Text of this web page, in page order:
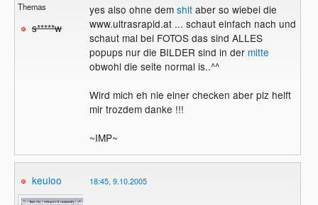
Themas
s*****w
yes also ohne dem shitaber so wiebei die
www.ultrasrapid.at ... schaut einfach nach und
schaut mal bei FOTOS das sind ALLES
popups nur die BILDER sind in der mitte
obwohl die seite normal is..^^
Wird mich eh nie einer checken aber plz helft
mir trozdem danke !!!
~IMP~
keuloo 18:45, 9.10.2005